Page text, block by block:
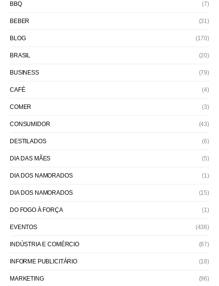
BBQ (7)
BEBER (31)
BLOG (170)
BRASIL (20)
BUSINESS (79)
CAFÉ (4)
COMER (3)
CONSUMIDOR (43)
DESTILADOS (6)
DIA DAS MÃES (5)
DIA DOS NAMORADOS (1)
DIA DOS NAMORADOS (15)
DO FOGO À FORÇA (1)
EVENTOS (436)
INDÚSTRIA E COMÉRCIO (87)
INFORME PUBLICITÁRIO (18)
MARKETING (96)